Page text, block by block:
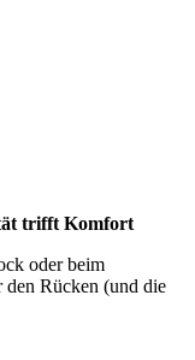
trifft Komfort
oder beim
den Rücken (und die